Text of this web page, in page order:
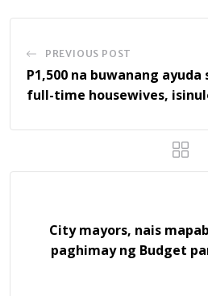
PREVIOUS POST
P1,500 na buwanang
full-time housewives,
City mayors, nais
paghimay ng Budget